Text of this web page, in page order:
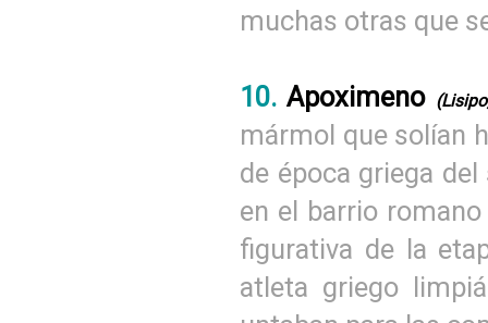
muchas otras que
10. Apoximeno
mármol que solían
de época griega
en el barrio
figurativa de la
atleta griego